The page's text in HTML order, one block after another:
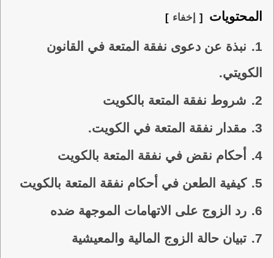
المحتويات إخفاء
1.
نبذة عن دعوى نفقة المتعة في القانون
الكويتي.
2.
شروط نفقة المتعة بالكويت
3.
مقدار نفقة المتعة في الكويت.
4.
أحكام نقض في نفقة المتعة بالكويت
5.
كيفية الطعن في أحكام نفقة المتعة بالكويت
6.
رد الزوج على الاتهامات الموجهة ضده
7.
تبيان حالة الزوج المالية والمعيشية